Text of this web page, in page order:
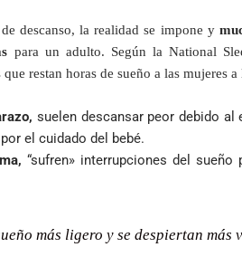
descanso, la realidad se impone y
para un adulto. Según la National
restan horas de sueño a las mujeres
suelen descansar peor debido
el cuidado del bebé.
“sufren» interrupciones del
más ligero y se despiertan más